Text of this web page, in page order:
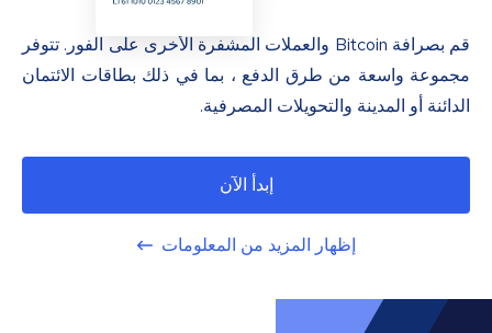
قم بصرافة Bitcoin والعملات المشفرة الأخرى على الفور. تتوفر
مجموعة واسعة من طرق الدفع ، بما في ذلك بطاقات الائتمان
الدائنة أو المدينة والتحويلات المصرفية.
إبدأ الآن
إظهار المزيد من المعلومات